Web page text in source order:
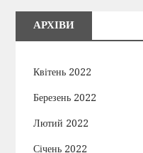
АРХІВИ
Квітень 2022
Березень 2022
Лютий 2022
Січень 2022